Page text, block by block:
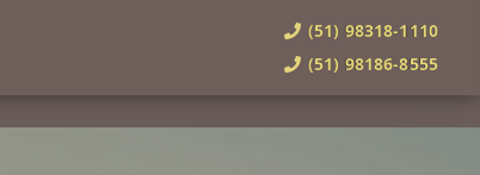
(51) 98318-1110
(51) 98186-8555